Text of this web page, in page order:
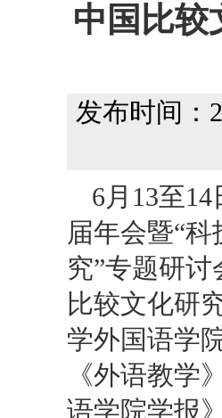
中国比较
发布时间：
6月13至
届年会暨“
究”专题研
比较文化研
学外国语学
《外语教学
语学院学报